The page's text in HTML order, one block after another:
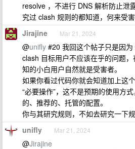
resolve ，不进行 DNS 解析防止泄
究过 clash 规则的都知道，何来受害
Jirajine Mar 21, 2024
@unifly #20 我回这个帖子只是因
clash 目标用户不应该在乎的问题
知的小白用户自然就是受害者。
如果你看过代码你就会知道加上这
“必要操作”，这不是预期的使用方
的、推荐的、托管的配置。
你与其研究规则，不如去研究一下
unifly Mar 21, 2024
@Jirajine